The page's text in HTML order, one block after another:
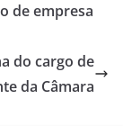
de empresa
do cargo de
da Câmara